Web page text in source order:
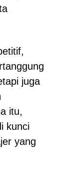
juga
itu,
kunci
yang